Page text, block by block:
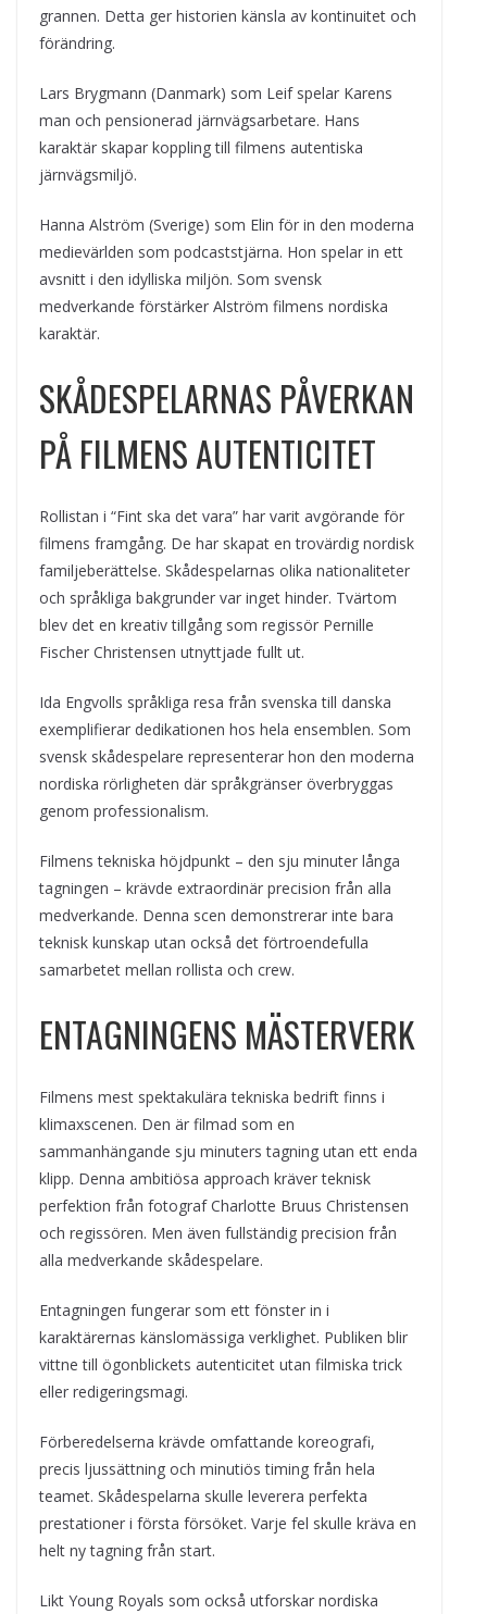
grannen. Detta ger historien känsla av kontinuitet och
förändring.
Lars Brygmann (Danmark) som Leif spelar Karens
man och pensionerad järnvägsarbetare. Hans
karaktär skapar koppling till filmens autentiska
järnvägsmiljö.
Hanna Alström (Sverige) som Elin för in den moderna
medievärlden som podcaststjärna. Hon spelar in ett
avsnitt i den idylliska miljön. Som svensk
medverkande förstärker Alström filmens nordiska
karaktär.
SKÅDESPELARNAS PÅVERKAN
PÅ FILMENS AUTENTICITET
Rollistan i “Fint ska det vara” har varit avgörande för
filmens framgång. De har skapat en trovärdig nordisk
familjeberättelse. Skådespelarnas olika nationaliteter
och språkliga bakgrunder var inget hinder. Tvärtom
blev det en kreativ tillgång som regissör Pernille
Fischer Christensen utnyttjade fullt ut.
Ida Engvolls språkliga resa från svenska till danska
exemplifierar dedikationen hos hela ensemblen. Som
svensk skådespelare representerar hon den moderna
nordiska rörligheten där språkgränser överbryggas
genom professionalism.
Filmens tekniska höjdpunkt – den sju minuter långa
tagningen – krävde extraordinär precision från alla
medverkande. Denna scen demonstrerar inte bara
teknisk kunskap utan också det förtroendefulla
samarbetet mellan rollista och crew.
ENTAGNINGENS MÄSTERVERK
Filmens mest spektakulära tekniska bedrift finns i
klimaxscenen. Den är filmad som en
sammanhängande sju minuters tagning utan ett enda
klipp. Denna ambitiösa approach kräver teknisk
perfektion från fotograf Charlotte Bruus Christensen
och regissören. Men även fullständig precision från
alla medverkande skådespelare.
Entagningen fungerar som ett fönster in i
karaktärernas känslomässiga verklighet. Publiken blir
vittne till ögonblickets autenticitet utan filmiska trick
eller redigeringsmagi.
Förberedelserna krävde omfattande koreografi,
precis ljussättning och minutiös timing från hela
teamet. Skådespelarna skulle leverera perfekta
prestationer i första försöket. Varje fel skulle kräva en
helt ny tagning från start.
Likt Young Royals som också utforskar nordiska